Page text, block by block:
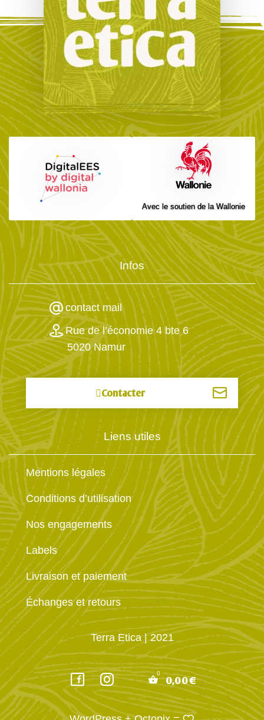
Avec le soutien de la Wallonie
Infos
contact mail
Rue de l’économie 4 bte 6
5020 Namur
Contacter
Liens utiles
Mentions légales
Conditions d’utilisation
Nos engagements
Labels
Livraison et paiement
Échanges et retours
Terra Etica| 2021
0,00€